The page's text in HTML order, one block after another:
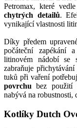
Petromax, které
chytrých detailů.
vynikající vlastnosti
Díky předem
počáteční zapékání
litinovém nádobí se
zabraňuje
tuků při vaření
povrchu bez použití
nabývá na robustnosti,
Kotlíky Dutch